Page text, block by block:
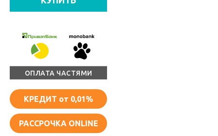
ОПЛАТА ЧАСТЯМИ
КРЕДИТ от 0,01%
РАССРОЧКА ONLINE